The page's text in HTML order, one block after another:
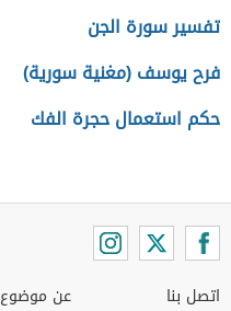
تفسير سورة الجن
فرح يوسف (مغنية سورية)
حكم استعمال حجرة الفك
اتصل بنا عن موضوع